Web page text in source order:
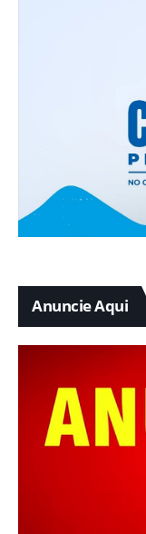
Anuncie Aqui